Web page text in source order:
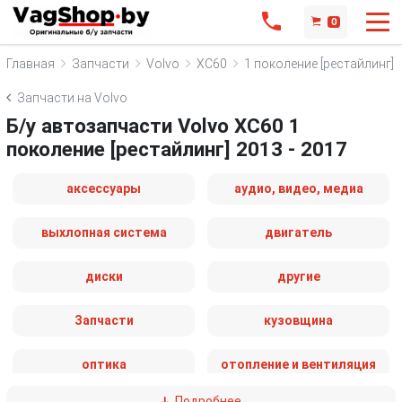
0
Главная Запчасти Volvo XC60 1 поколение [рестайлинг]
Запчасти на Volvo
Б/у автозапчасти Volvo XC60 1
поколение [рестайлинг] 2013 - 2017
аксессуары аудио, видео, медиа
выхлопная система двигатель
диски другие
Запчасти кузовщина
оптика отопление и вентиляция